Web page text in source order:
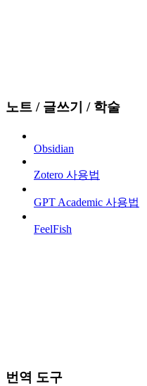
노트 / 글쓰기 / 학술
Obsidian
Zotero 사용법
GPT Academic 사용법
FeelFish
번역 도구